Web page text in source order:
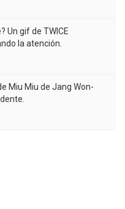
Un gif de TWICE
la atención.
Miu Miu de Jang Won-